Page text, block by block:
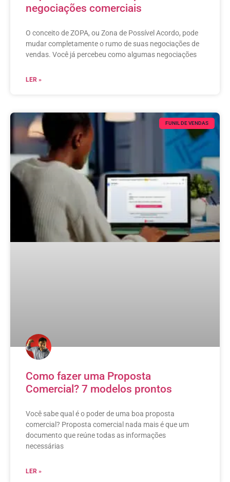
negociações comerciais
O conceito de ZOPA, ou Zona de Possível Acordo, pode
mudar completamente o rumo de suas negociações de
vendas. Você já percebeu como algumas negociações
LER »
FUNIL DE VENDAS
Como fazer uma Proposta
Comercial? 7 modelos prontos
Você sabe qual é o poder de uma boa proposta
comercial? Proposta comercial nada mais é que um
documento que reúne todas as informações
necessárias
LER »